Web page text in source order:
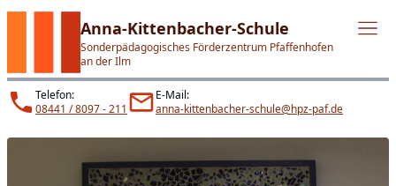
Anna-Kittenbacher-Schule
Sonderpädagogisches Förderzentrum Pfaffenhofen
an der Ilm
Telefon:
08441 / 8097 - 211
E-Mail:
anna-kittenbacher-schule@hpz-paf.de